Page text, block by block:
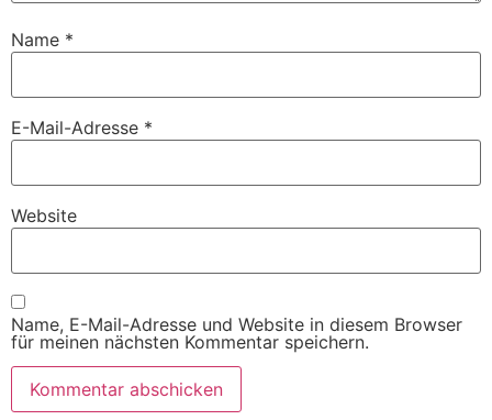
Name *
E-Mail-Adresse *
Website
Name, E-Mail-Adresse und Website in diesem Browser
für meinen nächsten Kommentar speichern.